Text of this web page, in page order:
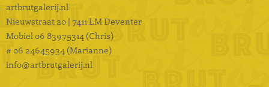
artbrutgalerij.nl
Nieuwstraat 20 | 7411 LM Deventer
Mobiel 06 83975314 (Chris)
# 06 24645934 (Marianne)
info@artbrutgalerij.nl